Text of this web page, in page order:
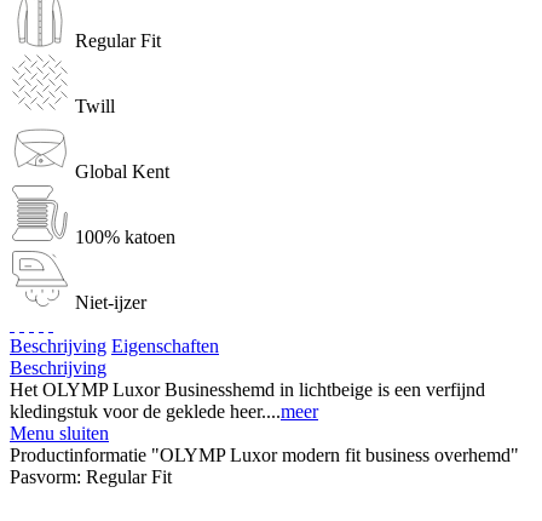
Regular Fit
Twill
Global Kent
100% katoen
Niet-ijzer
Beschrijving Eigenschaften
Beschrijving
Het OLYMP Luxor Businesshemd in lichtbeige is een verfijnd
kledingstuk voor de geklede heer....meer
Menu sluiten
Productinformatie "OLYMP Luxor modern fit business overhemd"
Pasvorm: Regular Fit